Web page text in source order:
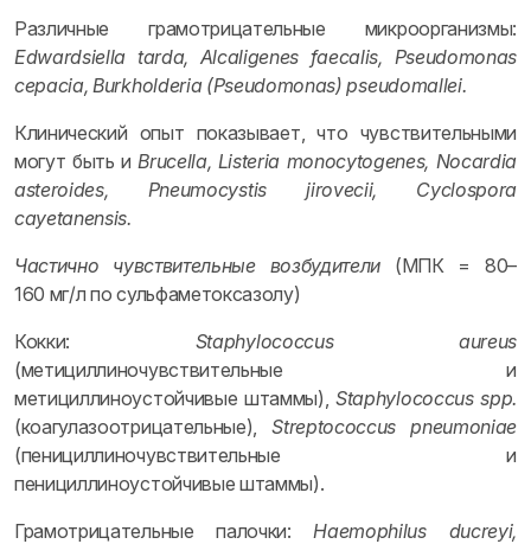
Различные грамотрицательные микроорганизмы:
Edwardsiella tarda, Alcaligenes faecalis, Pseudomonas
cepacia, Burkholderia (Pseudomonas) pseudomallei.
Клинический опыт показывает, что чувствительными
могут быть иBrucella, Listeria monocytogenes, Nocardia
asteroides, Pneumocystis jirovecii, Cyclospora
cayetanensis.
Частично чувствительные возбудители (МПК = 80–
160 мг/л по сульфаметоксазолу)
Кокки: Staphylococcus aureus
(метициллиночувствительные и
метициллиноустойчивые штаммы),Staphylococcus spp.
(коагулазоотрицательные),Streptococcus pneumoniae
(пенициллиночувствительные и
пенициллиноустойчивые штаммы).
Грамотрицательные палочки:Haemophilus ducreyi,